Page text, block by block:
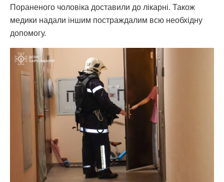
Пораненого чоловіка доставили до лікарні. Також
медики надали іншим постраждалим всю необхідну
допомогу.